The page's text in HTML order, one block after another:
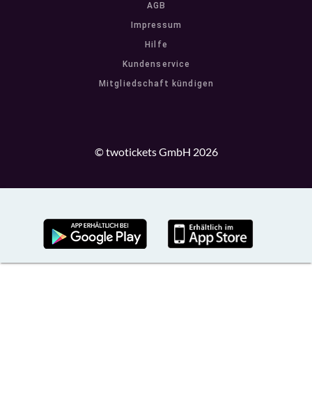
AGB
Impressum
Hilfe
Kundenservice
Mitgliedschaft kündigen
© twotickets GmbH 2026